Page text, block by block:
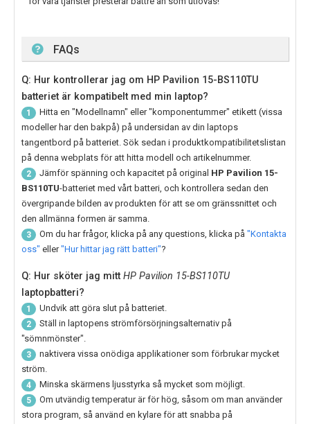
FAQs
Q: Hur kontrollerar jag om HP Pavilion 15-BS110TU
batteriet är kompatibelt med min laptop?
1
Hitta en "Modellnamn" eller "komponentummer" etikett (vissa
modeller har den bakpå) på undersidan av din laptops
tangentbord på batteriet. Sök sedan i produktkompatibilitetslistan
på denna webplats för att hitta modell och artikelnummer.
2 Jämför spänning och kapacitet på original HP Pavilion 15-
BS110TU-batteriet med vårt batteri, och kontrollera sedan den
övergripande bilden av produkten för att se om gränssnittet och
den allmänna formen är samma.
3 Om du har frågor, klicka på any questions, klicka på "Kontakta
oss" eller"Hur hittar jag rätt batteri"?
Q: Hur sköter jag mitt HP Pavilion 15-BS110TU
laptopbatteri?
1 Undvik att göra slut på batteriet.
2
Ställ in laptopens strömförsörjningsalternativ på
"sömnmönster".
3
naktivera vissa onödiga applikationer som förbrukar mycket
ström.
4 Minska skärmens ljusstyrka så mycket som möjligt.
5
Om utvändig temperatur är för hög, såsom om man använder
stora program, så använd en kylare för att snabba på